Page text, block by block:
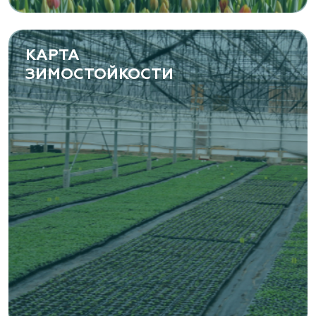
(8482) 650 010
www.yoly-paly.ru
«ВЕНЕВ» питомник растений
Тульская область, Венёвский р-н, село
Борщевое, улица Лесная, д. 13
8 963 224 87 99
https://www.venev1.ru/
«ВЕНЕВ» питомник растений
Тульская область, Венёвский р-н, село
Борщевое, улица Лесная, д. 13
8 963 224 87 99
КАРТА
ЗИМОСТОЙКОСТИ